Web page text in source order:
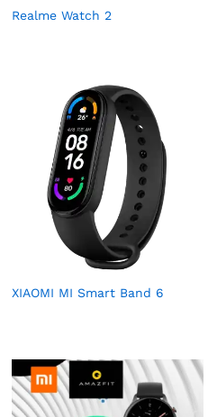
Realme Watch 2
XIAOMI MI Smart Band 6